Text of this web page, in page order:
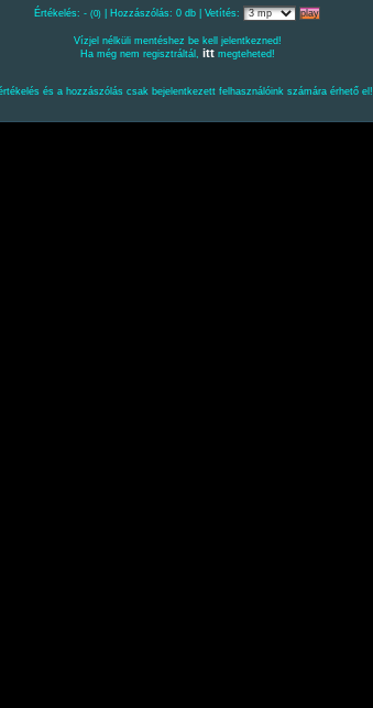
Értékelés: - (0) | Hozzászólás: 0 db | Vetítés:
Vízjel nélküli mentéshez be kell jelentkezned!
Ha még nem regisztráltál, ittmegteheted!
és a hozzászólás csak bejelentkezett felhasználóink számára érhető el!